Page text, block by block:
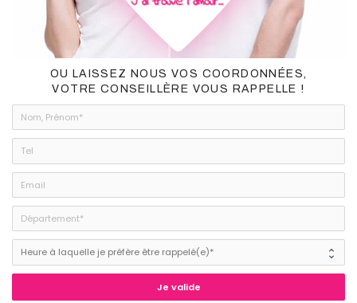
OU LAISSEZ NOUS VOS COORDONNÉES,
VOTRE CONSEILLÈRE VOUS RAPPELLE !
Je valide